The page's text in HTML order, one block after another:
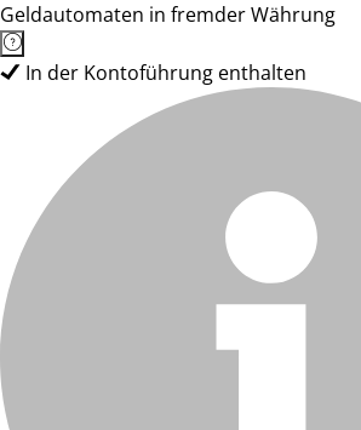
Geldautomaten in fremder Währung
In der Kontoführung enthalten